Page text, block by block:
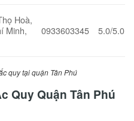
Hoà,
Minh,
0933603345 5.0/5.0
quy tại quận Tân Phú
Quy Quận Tân Phú